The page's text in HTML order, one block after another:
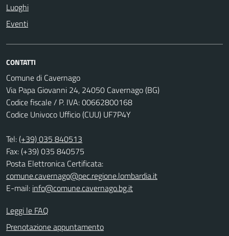
Luoghi
Eventi
CONTATTI
Comune di Cavernago
Via Papa Giovanni 24, 24050 Cavernago (BG)
Codice fiscale / P. IVA: 00662800168
Codice Univoco Ufficio (CUU) UF7P4Y
Tel:(+39) 035 840513
Fax: (+39) 035 840575
Posta Elettronica Certificata:
comune.cavernago@pec.regione.lombardia.it
E-mail: info@comune.cavernago.bg.it
Leggi le FAQ
Prenotazione appuntamento